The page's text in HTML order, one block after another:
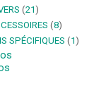
(21)
(8)
SPÉCIFIQUES (1)